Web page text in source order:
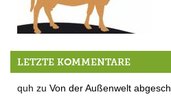
Impressum
LETZTE KOMMENTARE
quh zu Von der Außenwelt